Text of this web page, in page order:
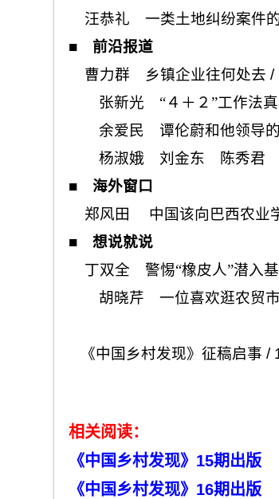
汪恭礼 一类土地纠纷案件
■ 前沿报道
曹力群 乡镇企业往何处去 /
张新光 “４＋２”工作法真
余爱民 谭伦蔚和他领导的
杨淑娥 刘金东 陈秀君
■ 海外窗口
郑风田 中国该向巴西农业
■ 想说就说
丁双全 警惕“橡皮人”潜入
胡晓芹 一位喜欢逛农贸市
《中国乡村发现》征稿启事 /
相关阅读：
《中国乡村发现》15期出版
《中国乡村发现》16期出版